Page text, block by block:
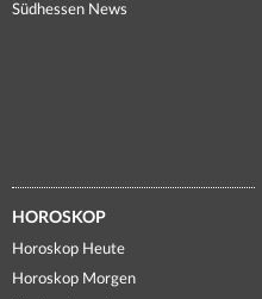
Südhessen News
HOROSKOP
Horoskop Heute
Horoskop Morgen